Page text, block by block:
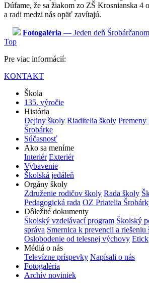
Dúfame, že sa žiakom zo ZŠ Krosnianska 4
a radi medzi nás opäť zavítajú.
Fotogaléria — Jeden deň Šrobárčanom
Top
Pre viac informácií:
KONTAKT
Škola
135. výročie
História
Dejiny školy Riaditelia školy Premeny
Šrobárke
Súčasnosť
Ako sa meníme
Interiér Exteriér
Vybavenie
Školská jedáleň
Orgány školy
Združenie rodičov školy Rada školy
Pedagogická rada OZ Priatelia
Dôležité dokumenty
Školský vzdelávací program Školský
správa Smernica k prevencii a riešeniu
Oslobodenie od telesnej výchovy
Médiá o nás
Televízne príspevky Napísali o nás
Fotogaléria
Archív noviniek